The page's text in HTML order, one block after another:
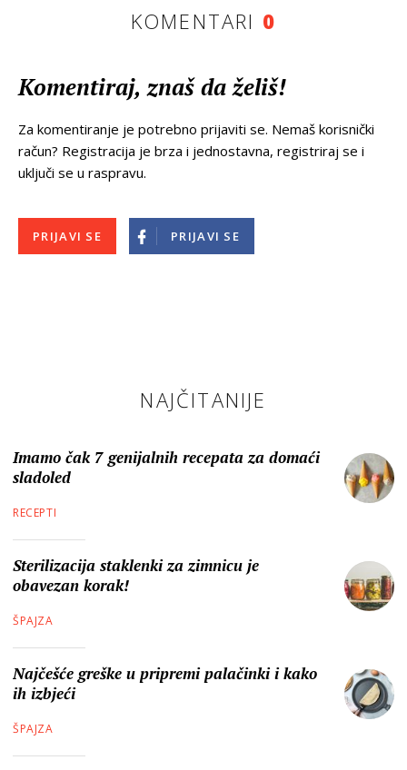
KOMENTARI 0
Komentiraj, znaš da želiš!
Za komentiranje je potrebno prijaviti se. Nemaš korisnički
račun? Registracija je brza i jednostavna, registriraj se i
uključi se u raspravu.
PRIJAVI SE PRIJAVI SE
NAJČITANIJE
Imamo čak 7 genijalnih recepata za domaći
sladoled
RECEPTI
Sterilizacija staklenki za zimnicu je
obavezan korak!
ŠPAJZA
Najčešće greške u pripremi palačinki i kako
ih izbjeći
ŠPAJZA